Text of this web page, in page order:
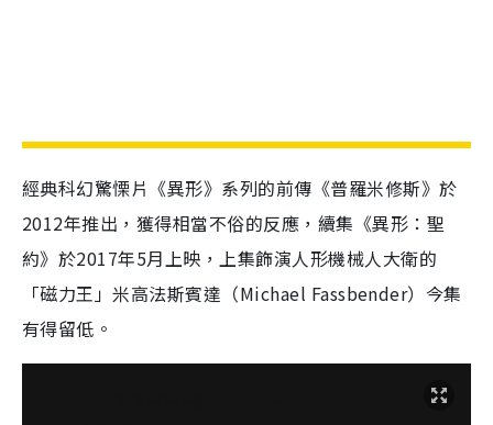
經典科幻驚慄片《異形》系列的前傳《普羅米修斯》於
2012年推出，獲得相當不俗的反應，續集《異形：聖
約》於2017年5月上映，上集飾演人形機械人大衛的
「磁力王」米高法斯賓達（Michael Fassbender）今集
有得留低。